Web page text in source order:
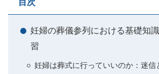
目次
妊婦の葬儀参列における基礎知
習
妊婦は葬式に行っていいのか：迷信